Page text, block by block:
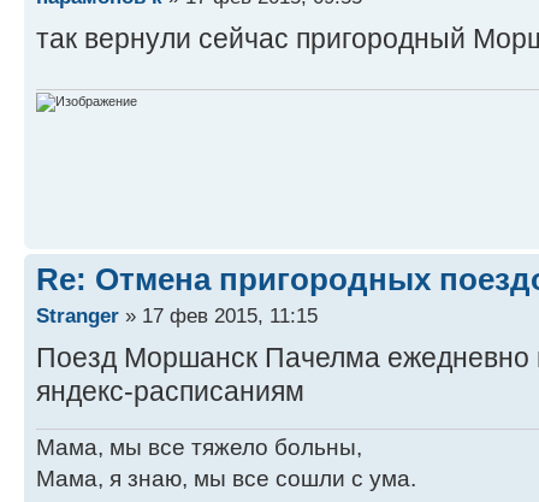
так вернули сейчас пригородный
Re: Отмена пригородных
Stranger » 17 фев 2015, 11:15
Поезд Моршанск Пачелма ежедневно
яндекс-расписаниям
Мама, мы все тяжело больны,
Мама, я знаю, мы все сошли с ума.